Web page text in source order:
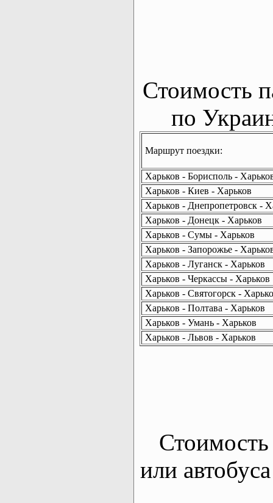
Стоимость
по
Маршрут поездки:
Харьков - Борисполь -
Харьков - Киев - Харьков
Харьков - Днепропетровск -
Харьков - Донецк - Харьков
Харьков - Сумы - Харьков
Харьков - Запорожье -
Харьков - Луганск - Харьков
Харьков - Черкассы - Харьков
Харьков - Святогорск -
Харьков - Полтава - Харьков
Харьков - Умань - Харьков
Харьков - Львов - Харьков
Стоимость
или